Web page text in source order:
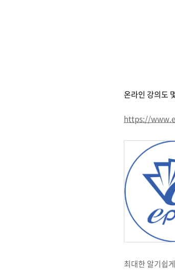
온라인 강의도
https://
최대한 알기쉽